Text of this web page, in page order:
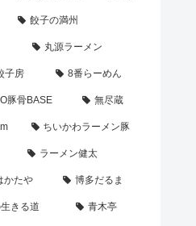
餃子の満州
丸源ラーメン
子房 8番らーめん
豚骨BASE 無尽蔵
ちいかわラーメン豚
ラーメン健太
かたや 博多だるま
きる道 青木亭